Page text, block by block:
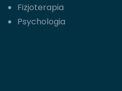
Fizjoterapia
Psychologia